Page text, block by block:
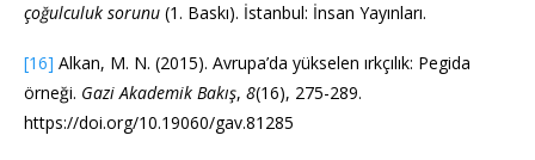
çoğulculuk sorunu (1. Baskı). İstanbul: İnsan Yayınları.
[16] Alkan, M. N. (2015). Avrupa’da yükselen ırkçılık: Pegida
örneği. Gazi Akademik Bakış, 8(16), 275-289.
https://doi.org/10.19060/gav.81285